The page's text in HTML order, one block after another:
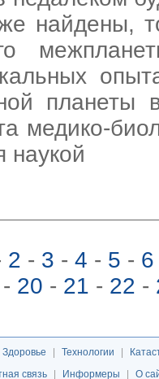
найдены,
планеты
медико-
наукой
2 - 3 - 4 - 5 - 6
- 20 - 21 - 22 -
Здоровье Технологии
связь Информеры О